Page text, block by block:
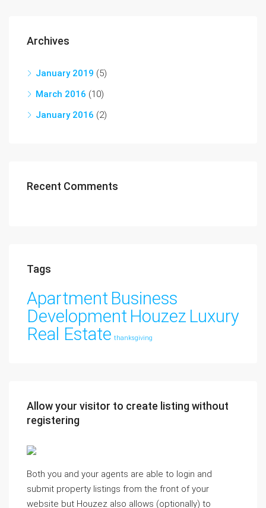
Archives
January 2019 (5)
March 2016 (10)
January 2016 (2)
Recent Comments
Tags
Apartment Business
Development Houzez Luxury
Real Estate thanksgiving
Allow your visitor to create listing without
registering
Both you and your agents are able to login and
submit property listings from the front of your
website but Houzez also allows (optionally) to